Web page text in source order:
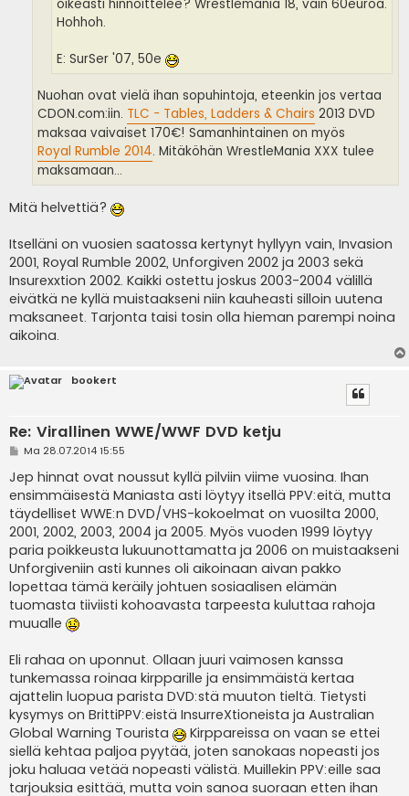
oikeasti hinnoittelee? Wrestlemania 18, vain 60euroa.
Hohhoh.
E: SurSer '07, 50e
Nuohan ovat vielä ihan sopuhintoja, eteenkin jos vertaa
CDON.com:iin. TLC - Tables, Ladders & Chairs 2013 DVD
maksaa vaivaiset 170€! Samanhintainen on myös
Royal Rumble 2014. Mitäköhän WrestleMania XXX tulee
maksamaan...
Mitä helvettiä?
Itselläni on vuosien saatossa kertynyt hyllyyn vain, Invasion
2001, Royal Rumble 2002, Unforgiven 2002 ja 2003 sekä
Insurexxtion 2002. Kaikki ostettu joskus 2003-2004 välillä
eivätkä ne kyllä muistaakseni niin kauheasti silloin uutena
maksaneet. Tarjonta taisi tosin olla hieman parempi noina
aikoina.
bookert
Re: Virallinen WWE/WWF DVD ketju
V
e
s
t
i
Ma 28.07.2014 15:55
Jep hinnat ovat noussut kyllä pilviin viime vuosina. Ihan
ensimmäisestä Maniasta asti löytyy itsellä PPV:eitä, mutta
täydelliset WWE:n DVD/VHS-kokoelmat on vuosilta 2000,
2001, 2002, 2003, 2004 ja 2005. Myös vuoden 1999 löytyy
paria poikkeusta lukuunottamatta ja 2006 on muistaakseni
Unforgiveniin asti kunnes oli aikoinaan aivan pakko
lopettaa tämä keräily johtuen sosiaalisen elämän
tuomasta tiiviisti kohoavasta tarpeesta kuluttaa rahoja
muualle
Eli rahaa on uponnut. Ollaan juuri vaimosen kanssa
tunkemassa roinaa kirpparille ja ensimmäistä kertaa
ajattelin luopua parista DVD:stä muuton tieltä. Tietysti
kysymys on BrittiPPV:eistä InsurreXtioneista ja Australian
Global Warning Tourista
Kirppareissa on vaan se ettei
siellä kehtaa paljoa pyytää, joten sanokaas nopeasti jos
joku haluaa vetää nopeasti välistä. Muillekin PPV:eille saa
tarjouksia esittää, mutta voin sanoa suoraan etten ihan